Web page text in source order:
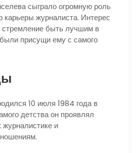
сыграло огромную роль
карьеры журналиста. Интерес
стремление быть лучшим в
присущи ему с самого
10 июля 1984 года в
детства он проявлял
журналистике и